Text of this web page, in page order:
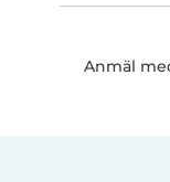
Anmäl